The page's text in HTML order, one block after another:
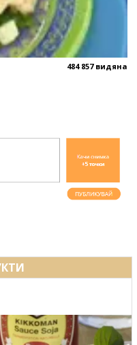
484 857 видяна